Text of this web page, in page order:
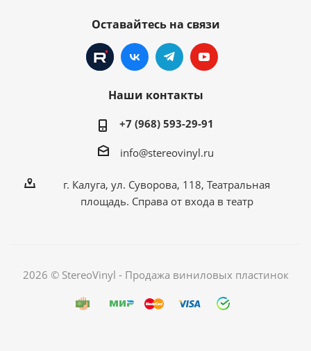
Оставайтесь на связи
Наши контакты
+7 (968) 593-29-91
info@stereovinyl.ru
г. Калуга, ул. Суворова, 118, Театральная
площадь. Справа от входа в театр
2026 © StereoVinyl - Продажа виниловых пластинок